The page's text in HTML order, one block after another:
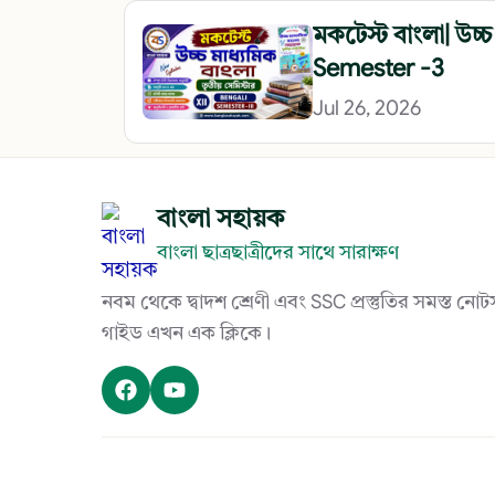
শব্দ
শ্রেণীবিভাগ
শব্দভাণ্ডার
মকটেস্ট বাংলা| উচ্চ
Semester -3
Jul 26, 2026
বাংলা সহায়ক
বাংলা ছাত্রছাত্রীদের সাথে সারাক্ষণ
নবম থেকে দ্বাদশ শ্রেণী এবং SSC প্রস্তুতির সমস্ত
গাইড এখন এক ক্লিকে।